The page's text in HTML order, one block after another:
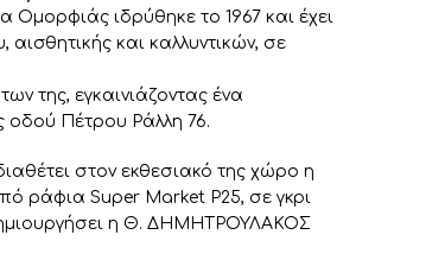
Ομορφιάς ιδρύθηκε το 1967 και έχει
και καλλυντικών, σε
της, εγκαινιάζοντας ένα
οδού Πέτρου Ράλλη 76.
στον εκθεσιακό της χώρο η
ράφια Super Market P25, σε γκρι
η Θ. ΔΗΜΗΤΡΟΥΛΑΚΟΣ